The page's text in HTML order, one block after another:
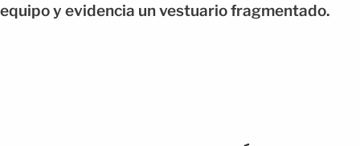
equipo y evidencia un vestuario fragmentado.